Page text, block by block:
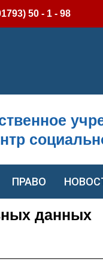
50 - 1 - 98
ПРАВО
данных